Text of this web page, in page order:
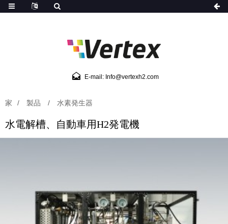
E-mail: Info@vertexh2.com
家 製品 水素発生器
水電解槽、自動車用H2発電機